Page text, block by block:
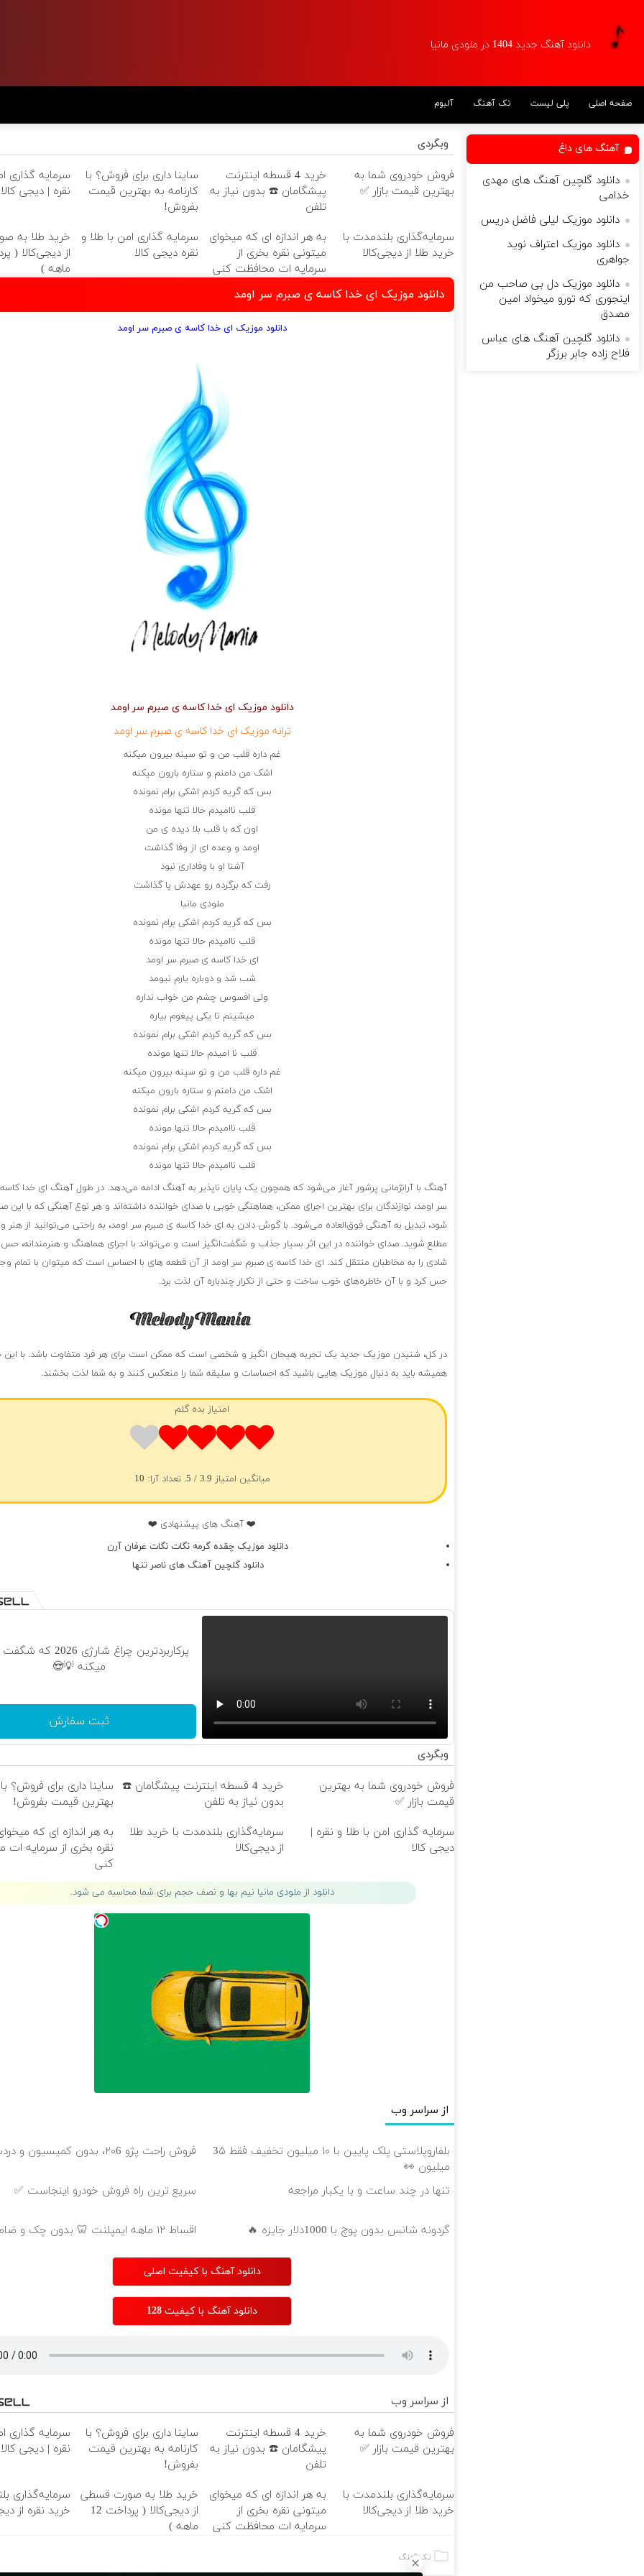
دانلود آهنگ جدید 1404 در ملودی مانیا
صفحه اصلی پلی لیست تک آهنگ آلبوم
وبگردی
فروش خودروی شما به
بهترین قیمت بازار ✅
خرید 4 قسطه اینترنت
پیشگامان ☎️ بدون نیاز به
تلفن
ساینا داری برای فروش؟ با
کارنامه به بهترین قیمت
بفروش!
سرمایه گذاری
نقره | دیجی کالا
سرمایه‌گذاری بلندمدت با
خرید طلا از دیجی‌کالا
به هر اندازه ای که میخوای
میتونی نقره بخری از
سرمایه ات محافظت کنی
سرمایه گذاری امن با طلا و
نقره دیجی کالا
خرید طلا به
ماهه )
دانلود موزیک ای خدا کاسه ی صبرم سر اومد
دانلود موزیک ای خدا کاسه ی صبرم سر اومد
دانلود موزیک ای خدا کاسه ی صبرم سر اومد
ترانه موزیک ای خدا کاسه ی صبرم سر اومد
غم داره قلب من و تو سینه بیرون میکنه
اشک من دامنم و ستاره بارون میکنه
بس که گریه کردم اشکی برام نمونده
قلب ناامیدم حالا تنها مونده
اون که با قلب بلا دیده ی من
اومد و وعده ای از وفا گذاشت
آشنا او با وفاداری نبود
رفت که برگرده رو عهدش پا گذاشت
ملودی مانیا
بس که گریه کردم اشکی برام نمونده
قلب ناامیدم حالا تنها مونده
ای خدا کاسه ی صبرم سر اومد
شب شد و دوباره یارم نیومد
ولی افسوس چشم من خواب نداره
میشینم تا یکی پیغوم بیاره
بس که گریه کردم اشکی برام نمونده
قلب نا امیدم حالا تنها مونده
غم داره قلب من و تو سینه بیرون میکنه
اشک من دامنم و ستاره بارون میکنه
بس که گریه کردم اشکی برام نمونده
قلب ناامیدم حالا تنها مونده
بس که گریه کردم اشکی برام نمونده
قلب ناامیدم حالا تنها مونده
آهنگ با آرانژمانی پرشور آغاز می‌شود که همچون یک پایان ناپذیر به آهنگ ادامه می‌دهد. در طول آهنگ ای خدا
سر اومد، نوازندگان برای بهترین اجرای ممکن، هماهنگی خوبی با صدای خواننده داشته‌اند و هر نوع آهنگی که با این
شود، تبدیل به آهنگی فوق‌العاده می‌شود. با گوش دادن به ای خدا کاسه ی صبرم سر اومد، به راحتی می‌توانید از هنر و
مطلع شوید. صدای خواننده در این اثر بسیار جذاب و شگفت‌انگیز است و می‌تواند با اجرای هماهنگ و هنرمندانه،
شادی را به مخاطبان منتقل کند. ای خدا کاسه ی صبرم سر اومد از آن قطعه ‌های با احساس است که میتوان با تمام
حس کرد و با آن خاطره‌های خوب ساخت و حتی از تکرار چندباره آن لذت برد.
در کل، شنیدن موزیک جدید یک تجربه هیجان انگیز و شخصی است که ممکن است برای هر فرد متفاوت باشد. با این
همیشه باید به دنبال موزیک هایی باشید که احساسات و سلیقه شما را منعکس کنند و به شما لذت بخشند.
امتیاز بده گلم
میانگین امتیاز 3.9 / 5. تعداد آرا: 10
❤️ آهنگ های پیشنهادی ❤️
دانلود موزیک چقده گرمه نگات نگات عرفان آرن
دانلود گلچین آهنگ های ناصر تنها
پرکاربردترین چراغ شارژی
میکنه 💡😍
ثبت سفارش
وبگردی
فروش خودروی شما به بهترین
قیمت بازار ✅
خرید 4 قسطه اینترنت پیشگامان ☎️
بدون نیاز به تلفن
ساینا داری برای فروش؟
بهترین قیمت بفروش!
سرمایه گذاری امن با طلا و نقره |
دیجی کالا
سرمایه‌گذاری بلندمدت با خرید طلا
از دیجی‌کالا
به هر اندازه ای که
نقره بخری از سرمایه
کنی
دانلود از ملودی مانیا نیم بها و نصف حجم برای شما محاسبه می شود.
از سراسر وب
بلفاروپلاستی پلک پایین با ۱۰ میلیون تخفیف فقط 3۵
میلیون 👀
فروش راحت پژو ۲۰6، بدون کمیسیون و دردسر
تنها در چند ساعت و با یکبار مراجعه سریع ترین راه فروش خودرو اینجاست ✅
گردونه شانس بدون پوچ با 1000دلار جایزه 🔥 اقساط ۱۲ ماهه ایمپلنت 🦷 بدون چک و ضامن ✅
دانلود آهنگ با کیفیت اصلی
دانلود آهنگ با کیفیت 128
از سراسر وب
فروش خودروی شما به
بهترین قیمت بازار ✅
خرید 4 قسطه اینترنت
پیشگامان ☎️ بدون نیاز به
تلفن
ساینا داری برای فروش؟ با
کارنامه به بهترین قیمت
بفروش!
سرمایه گذاری
نقره | دیجی کالا
سرمایه‌گذاری بلندمدت با
خرید طلا از دیجی‌کالا
به هر اندازه ای که میخوای
میتونی نقره بخری از
سرمایه ات محافظت کنی
خرید طلا به صورت قسطی
از دیجی‌کالا ( پرداخت 12
ماهه )
سرمایه‌گذاری
خرید نقره از
تک آهنگ
آهنگ های داغ
دانلود گلچین آهنگ های مهدی
خدامی
دانلود موزیک لیلی فاضل دریس
دانلود موزیک اعتراف نوید
جواهری
دانلود موزیک دل بی صاحب من
اینجوری که تورو میخواد امین
مصدق
دانلود گلچین آهنگ های عباس
فلاح زاده جابر برزگر